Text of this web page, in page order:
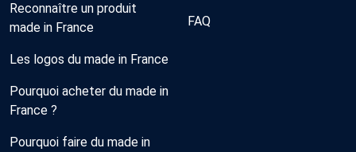
Reconnaître un produit
made in France
Les logos du made in France
Pourquoi acheter du made in
France ?
Pourquoi faire du made in
FAQ